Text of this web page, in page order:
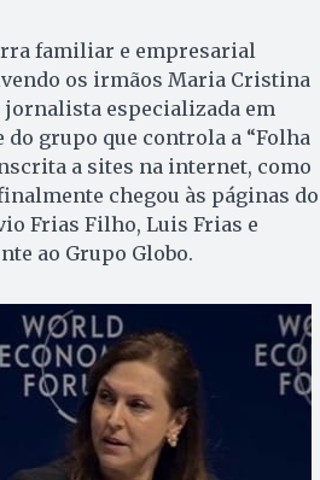
familiar e empresarial
os irmãos Maria Cristina
jornalista especializada em
grupo que controla a “Folha
a sites na internet, como
chegou às páginas do
Frias Filho, Luis Frias e
ao Grupo Globo.